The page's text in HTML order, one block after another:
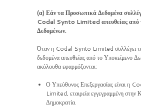
(α) Εάν τα Προσωπικά Δεδομένα
Codal Synto Limited απευθείας από
Δεδομένων.
Όταν η Codal Synto Limited συλλέγει
δεδομένα απευθείας από το Υποκείμενο
ακόλουθα εφαρμόζονται:
Ο Υπεύθυνος Επεξεργασίας είναι η
Limited, εταιρεία εγγεγραμμένη στην
Δημοκρατία.